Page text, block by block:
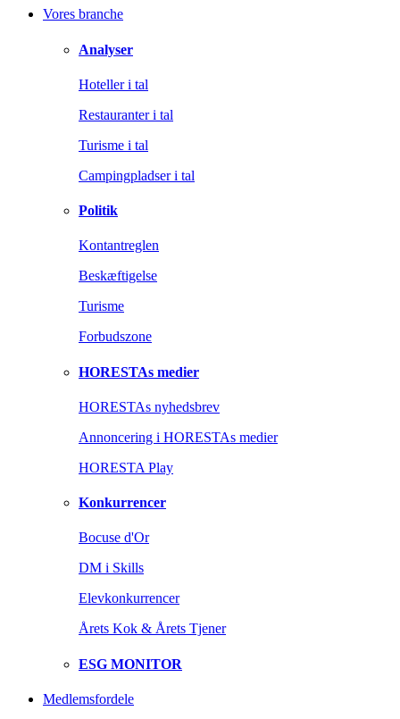
Vores branche
Analyser
Hoteller i tal
Restauranter i tal
Turisme i tal
Campingpladser i tal
Politik
Kontantreglen
Beskæftigelse
Turisme
Forbudszone
HORESTAs medier
HORESTAs nyhedsbrev
Annoncering i HORESTAs medier
HORESTA Play
Konkurrencer
Bocuse d'Or
DM i Skills
Elevkonkurrencer
Årets Kok & Årets Tjener
ESG MONITOR
Medlemsfordele